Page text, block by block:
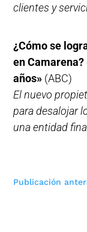
clientes y
¿Cómo se
en
años» (ABC)
El nuevo
para desalojar
una entidad
Publicación